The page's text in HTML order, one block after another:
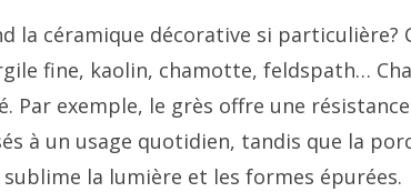
la céramique décorative si particulière?
fine, kaolin, chamotte, feldspath…
Par exemple, le grès offre une
à un usage quotidien, tandis que la
la lumière et les formes épurées.